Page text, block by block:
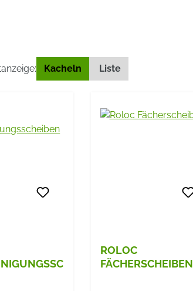
Kacheln Liste
ROLOC
FÄCHERSCHEIBEN